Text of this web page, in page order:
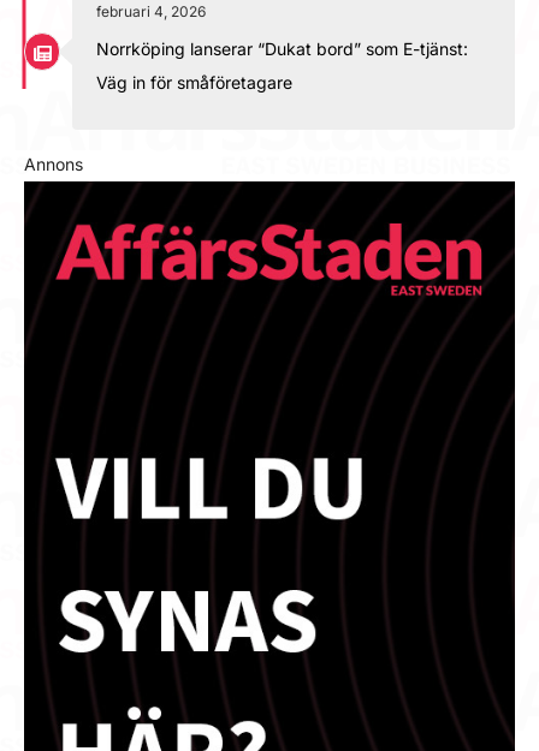
februari 4, 2026
Norrköping lanserar “Dukat bord” som E-tjänst:
Väg in för småföretagare
Annons